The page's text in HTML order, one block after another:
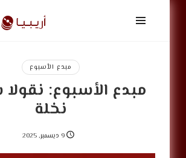
أريبيا
بوب
مبدع الأسبوع
مبدع الأسبوع:
نخلة
9 ديسمبر, 2025